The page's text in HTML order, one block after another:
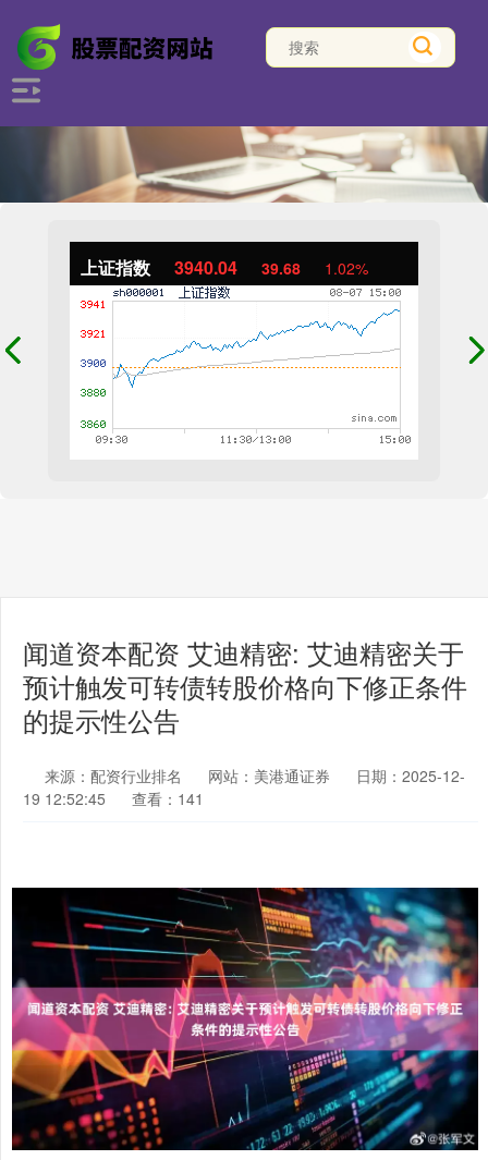
上证指数 3940.04 39.68 1.02%
闻道资本配资 艾迪精密: 艾迪精密关于
预计触发可转债转股价格向下修正条件
的提示性公告
来源：配资行业排名 网站：美港通证券
日期：2025-12-
19 12:52:45
查看：141